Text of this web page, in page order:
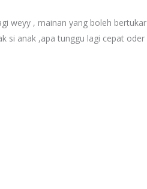
weyy , mainan yang boleh bertukar
si anak ,apa tunggu lagi cepat oder